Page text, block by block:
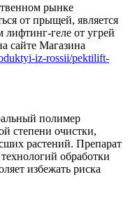
рынке
от прыщей, является
лифтинг-геле от угрей
сайте Магазина
iz-rossii/pektilift-
полимер
степени очистки,
растений. Препарат
обработки
избежать риска